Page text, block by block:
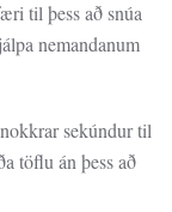
til þess að snúa
nemandanum
sekúndur til
töflu án þess að